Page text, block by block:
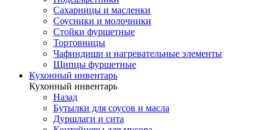
Сахарницы и масленки
Соусники и молочники
Стойки фуршетные
Тортовницы
Чафиндиши и нагревательные элементы
Щипцы фуршетные
Кухонный инвентарь
Кухонный инвентарь
Назад
Бутылки для соусов и масла
Дуршлаги и сита